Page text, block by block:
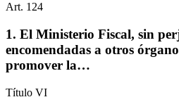
Art. 124
1. El Ministerio Fiscal, sin
encomendadas a otros
promover la…
Título VI